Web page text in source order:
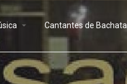
arrow_drop_down Cantantes de Bachata